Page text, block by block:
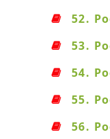
52.
53.
54.
55.
56.